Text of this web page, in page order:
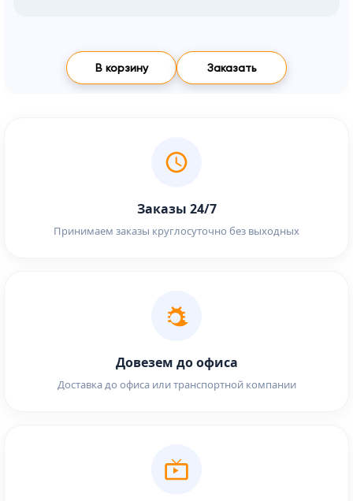
В корзину Заказать
Заказы 24/7
Принимаем заказы круглосуточно без выходных
Довезем до офиса
Доставка до офиса или транспортной компании